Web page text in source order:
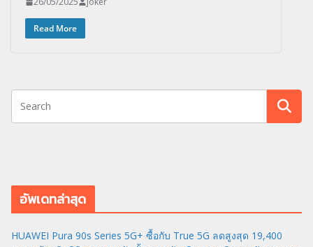
Read More
อัพเดทล่าสุด
HUAWEI Pura 90s Series 5G+ ซื้อกับ True 5G ลดสูงสุด 19,400